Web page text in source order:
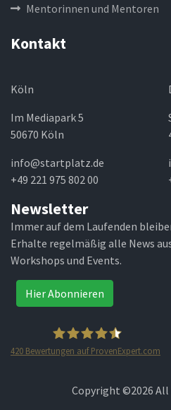
Mentorinnen und Mentoren
Kontakt
Köln
Im Mediapark 5
50670 Köln
info@startplatz.de
+49 221 975 802 00
Newsletter
Immer auf dem Laufenden
Erhalte regelmäßig alle News
Workshops und Events.
Hier Abonnieren
420 Bewertungen auf ProvenExpert.com
Copyright ©2026